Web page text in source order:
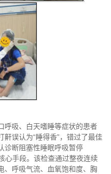
呼吸、白天嗜睡等症状的患者
误认为“睡得香”，错过了最佳
诊断阻塞性睡眠呼吸暂停
心手段。该检查通过整夜连续
、呼吸气流、血氧饱和度、胸